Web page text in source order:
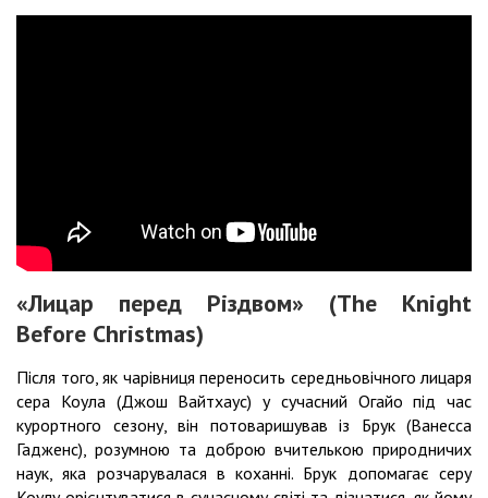
«Лицар перед Різдвом» (The Knight
Before Christmas)
Після того, як чарівниця переносить середньовічного лицаря
сера Коула (Джош Вайтхаус) у сучасний Огайо під час
курортного сезону, він потоваришував із Брук (Ванесса
Гадженс), розумною та доброю вчителькою природничих
наук, яка розчарувалася в коханні. Брук допомагає серу